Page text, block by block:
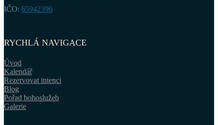
IČO: 65942396
RYCHLÁ NAVIGACE
Úvod
Kalendář
Rezervovat intenci
Blog
Pořad bohoslužeb
Galerie